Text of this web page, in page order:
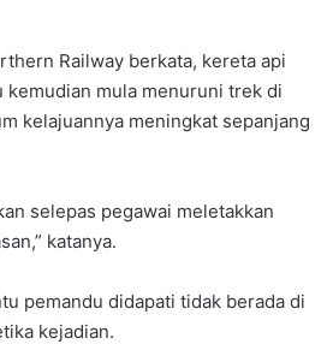
Railway berkata, kereta api
kemudian mula menuruni trek di
kelajuannya meningkat sepanjang
selepas pegawai meletakkan
katanya.
pemandu didapati tidak berada di
kejadian.